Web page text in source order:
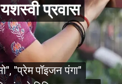
"प्रेम पॉइजन पंगा"
"प्रेम पॉइजन पंगा"
यशस्वी प्रवास
यशस्वी प्रवास